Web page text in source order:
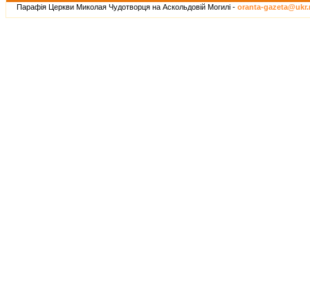
Парафія Церкви Миколая Чудотворця на Аскольдовій Могилі - oranta-